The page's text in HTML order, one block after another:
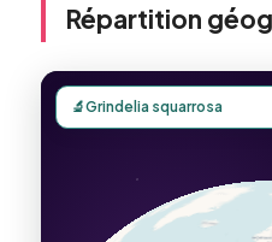
Répartition